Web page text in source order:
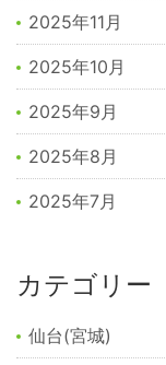
2025年11月
2025年10月
2025年9月
2025年8月
2025年7月
カテゴリー
仙台(宮城)